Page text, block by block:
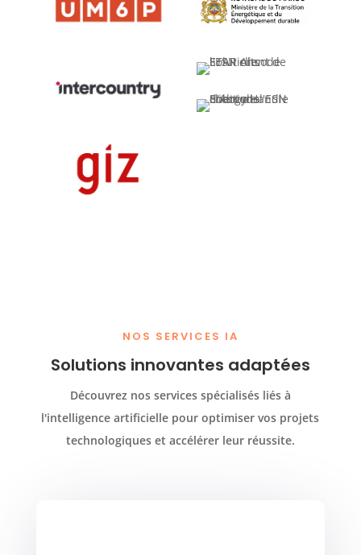
NOS SERVICES IA
Solutions innovantes adaptées
Découvrez nos services spécialisés liés à
l'intelligence artificielle pour optimiser vos projets
technologiques et accélérer leur réussite.